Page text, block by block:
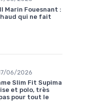
Marin Fouesnant :
qui ne fait
06/2026
Slim Fit Supima
et polo, très
pour tout le